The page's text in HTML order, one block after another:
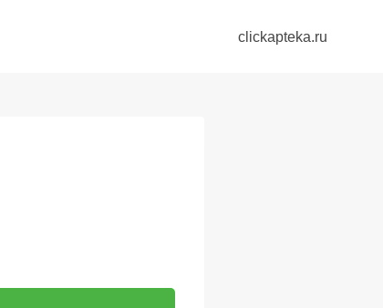
clickapteka.ru